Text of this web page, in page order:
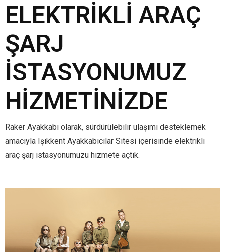
ELEKTRIKLI ARAÇ
ŞARJ
İSTASYONUMUZ
HIZMETINIZDE
Raker Ayakkabı olarak, sürdürülebilir ulaşımı desteklemek
amacıyla Işıkkent Ayakkabıcılar Sitesi içerisinde elektrikli
araç şarj istasyonumuzu hizmete açtık.